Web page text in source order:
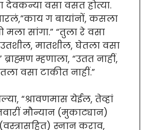
देवकन्या वसा वसत होत्या.
ग बायांनों, कसला
मला सांगा.” “तुला रे वसा
मातशील, घेतला वसा
म्हणाला, “उतत नाहीं,
वसा टाकीत नाहीं.”
“श्रावणमास येईल, तेव्हां
मौन्यान (मुकाट्यान)
स्नान कराव,